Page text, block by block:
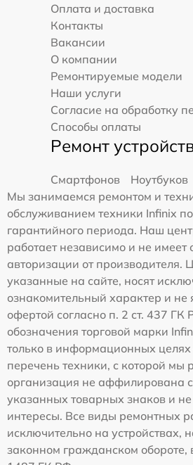
Оплата и доставка
Контакты
Вакансии
О компании
Ремонтируемые модели
Наши услуги
Согласие на обработку
Способы оплаты
Ремонт
Смартфонов
Ноутбуков
Мы занимаемся ремонтом и
обслуживанием техники Infinix
гарантийного периода. Наш
работает независимо и не
авторизации от производителя.
указанные на сайте, носят
ознакомительный характер и не
офертой согласно п. 2 ст. 437
обозначения торговой марки
только в информационных
перечень техники, с которой мы
организация не аффилирована
указанных товарных знаков и не
интересы. Все виды ремонтных
исключительно на устройствах,
законном гражданском обороте, в